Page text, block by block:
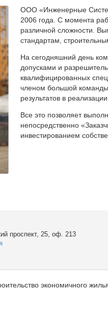
ООО «Инженерные
2006 года. С момента
различной сложности.
стандартам,
На сегодняшний день
допусками и
квалифицированных
членом большой
результатов в
Все это позволяет
непосредственно
инвестированием
проспект, 25, оф. 213
экономичного